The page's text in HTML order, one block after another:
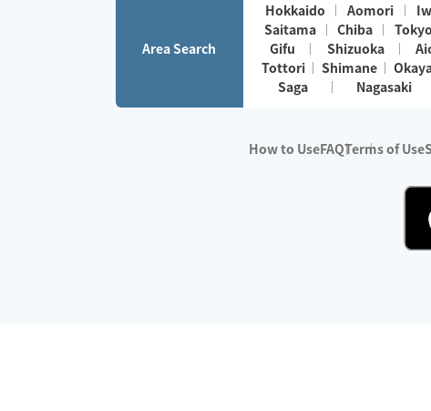
Area Search
Hokkaido Aomori
Saitama
Chiba Tokyo
Gifu
Shizuoka
Tottori
Shimane
Saga
Nagasaki
How to UseFAQTerms of Use